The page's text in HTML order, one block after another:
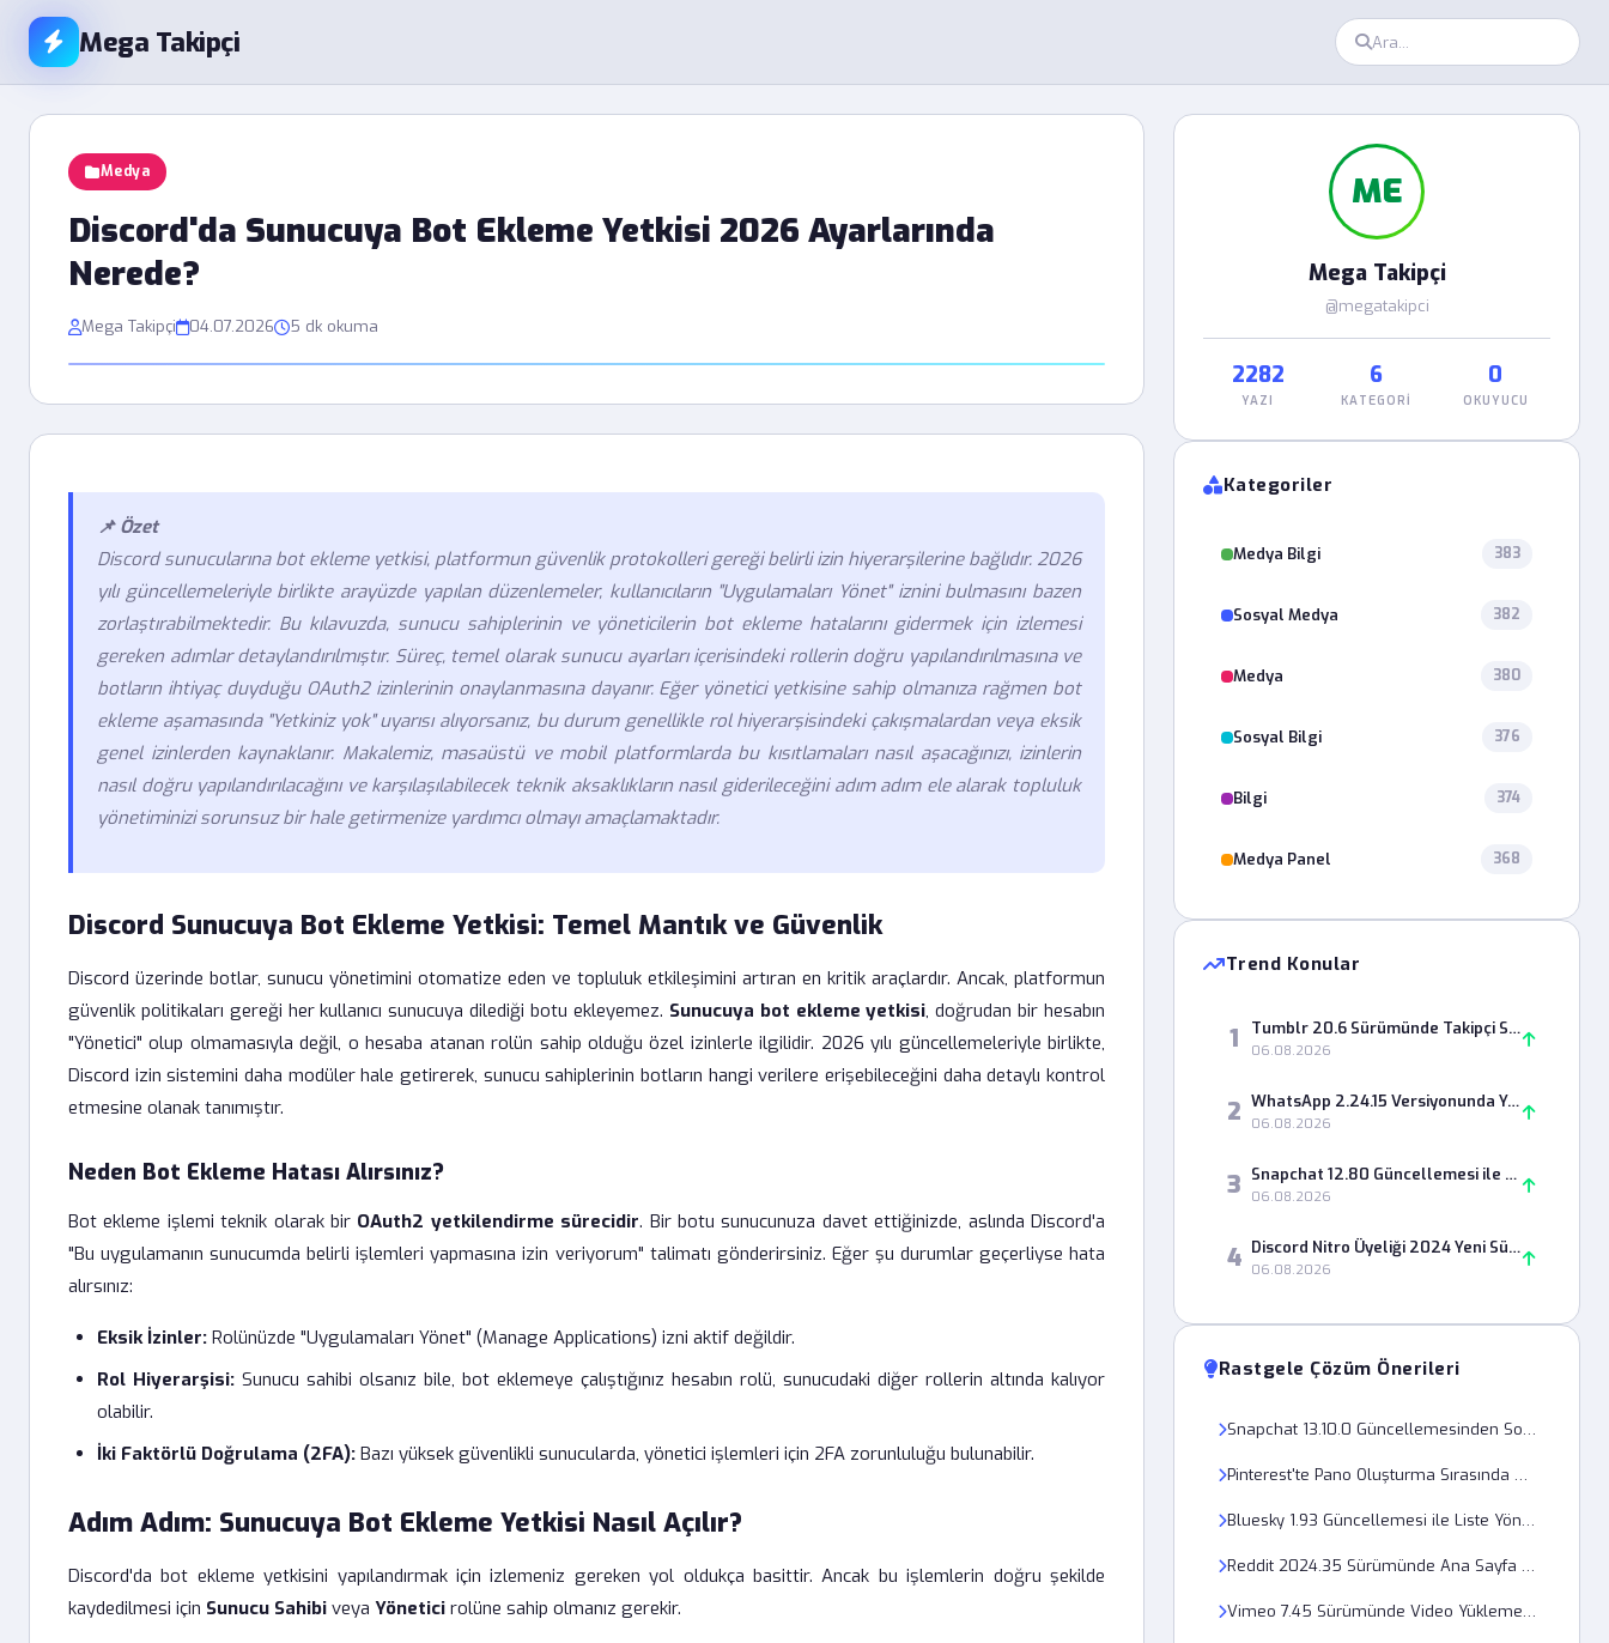
Mega Takipçi
Medya
Discord'da Sunucuya Bot Ekleme Yetkisi 2026 Ayarlarında
Nerede?
Mega Takipçi 04.07.2026 5 dk okuma
📌 Özet
Discord sunucularına bot ekleme yetkisi, platformun güvenlik protokolleri gereği belirli izin hiyerarşilerine bağlıdır. 2026
yılı güncellemeleriyle birlikte arayüzde yapılan düzenlemeler, kullanıcıların "Uygulamaları Yönet" iznini bulmasını bazen
zorlaştırabilmektedir. Bu kılavuzda, sunucu sahiplerinin ve yöneticilerin bot ekleme hatalarını gidermek için izlemesi
gereken adımlar detaylandırılmıştır. Süreç, temel olarak sunucu ayarları içerisindeki rollerin doğru yapılandırılmasına ve
botların ihtiyaç duyduğu OAuth2 izinlerinin onaylanmasına dayanır. Eğer yönetici yetkisine sahip olmanıza rağmen bot
ekleme aşamasında "Yetkiniz yok" uyarısı alıyorsanız, bu durum genellikle rol hiyerarşisindeki çakışmalardan veya eksik
genel izinlerden kaynaklanır. Makalemiz, masaüstü ve mobil platformlarda bu kısıtlamaları nasıl aşacağınızı, izinlerin
nasıl doğru yapılandırılacağını ve karşılaşılabilecek teknik aksaklıkların nasıl giderileceğini adım adım ele alarak topluluk
yönetiminizi sorunsuz bir hale getirmenize yardımcı olmayı amaçlamaktadır.
Discord Sunucuya Bot Ekleme Yetkisi: Temel Mantık ve Güvenlik
Discord üzerinde botlar, sunucu yönetimini otomatize eden ve topluluk etkileşimini artıran en kritik araçlardır. Ancak, platformun
güvenlik politikaları gereği her kullanıcı sunucuya dilediği botu ekleyemez. Sunucuya bot ekleme yetkisi, doğrudan bir hesabın
"Yönetici" olup olmamasıyla değil, o hesaba atanan rolün sahip olduğu özel izinlerle ilgilidir. 2026 yılı güncellemeleriyle birlikte,
Discord izin sistemini daha modüler hale getirerek, sunucu sahiplerinin botların hangi verilere erişebileceğini daha detaylı kontrol
etmesine olanak tanımıştır.
Neden Bot Ekleme Hatası Alırsınız?
Bot ekleme işlemi teknik olarak bir OAuth2 yetkilendirme sürecidir. Bir botu sunucunuza davet ettiğinizde, aslında Discord'a
"Bu uygulamanın sunucumda belirli işlemleri yapmasına izin veriyorum" talimatı gönderirsiniz. Eğer şu durumlar geçerliyse hata
alırsınız:
Eksik İzinler: Rolünüzde "Uygulamaları Yönet" (Manage Applications) izni aktif değildir.
Rol Hiyerarşisi: Sunucu sahibi olsanız bile, bot eklemeye çalıştığınız hesabın rolü, sunucudaki diğer rollerin altında kalıyor
olabilir.
İki Faktörlü Doğrulama (2FA): Bazı yüksek güvenlikli sunucularda, yönetici işlemleri için 2FA zorunluluğu bulunabilir.
Adım Adım: Sunucuya Bot Ekleme Yetkisi Nasıl Açılır?
Discord'da bot ekleme yetkisini yapılandırmak için izlemeniz gereken yol oldukça basittir. Ancak bu işlemlerin doğru şekilde
kaydedilmesi için Sunucu Sahibi veya Yönetici rolüne sahip olmanız gerekir.
ME
Mega Takipçi
@megatakipci
2282
YAZI
6
KATEGORI
0
OKUYUCU
Kategoriler
Medya Bilgi 383
Sosyal Medya 382
Medya 380
Sosyal Bilgi 376
Bilgi 374
Medya Panel 368
Trend Konular
1 Tumblr 20.6 Sürümünde Takipçi Sayısı Neden Yanlış Görünüyor?
06.08.2026
2 WhatsApp 2.24.15 Versiyonunda Yedekleme Neden %99'da Takılıyor?
06.08.2026
3 Snapchat 12.80 Güncellemesi ile Snap Streak Neden Geri Gelmiyor?
06.08.2026
4 Discord Nitro Üyeliği 2024 Yeni Sürümünde Neden Aktifleşmiyor?
06.08.2026
Rastgele Çözüm Önerileri
Snapchat 13.10.0 Güncellemesinden Sonra Kamera Filtresi Neden Açılmıyor?
Pinterest'te Pano Oluşturma Sırasında 503 Sunucu Hatası Neden Olur?
Bluesky 1.93 Güncellemesi ile Liste Yönetimi Neden Bozuluyor?
Reddit 2024.35 Sürümünde Ana Sayfa Akışı Neden Yenilenmiyor?
Vimeo 7.45 Sürümünde Video Yükleme Ekranı Neden Donuyor?